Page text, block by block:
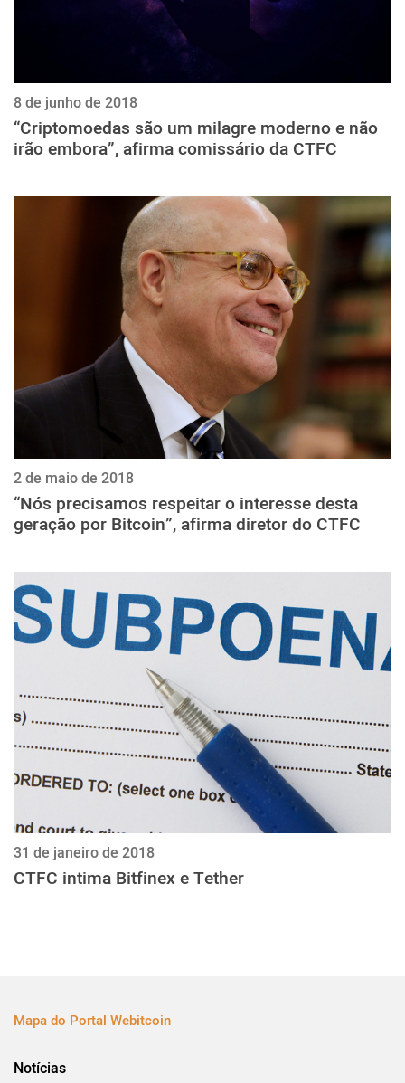
8 de junho de 2018
“Criptomoedas são um milagre moderno e não
irão embora”, afirma comissário da CTFC
2 de maio de 2018
“Nós precisamos respeitar o interesse desta
geração por Bitcoin”, afirma diretor do CTFC
31 de janeiro de 2018
CTFC intima Bitfinex e Tether
Mapa do Portal Webitcoin
Notícias